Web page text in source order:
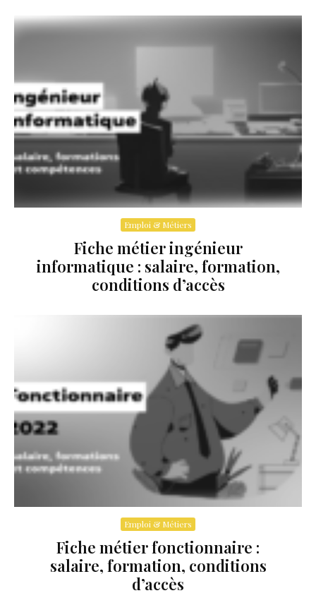
Emploi & Métiers
Fiche métier ingénieur
informatique : salaire, formation,
conditions d’accès
Emploi & Métiers
Fiche métier fonctionnaire :
salaire, formation, conditions
d’accès